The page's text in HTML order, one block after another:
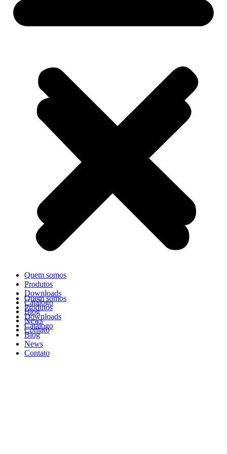
Quem somos
Produtos
Downloads
Catálogo
Blog
News
Contato
Quem somos
Produtos
Downloads
Catálogo
Blog
News
Contato